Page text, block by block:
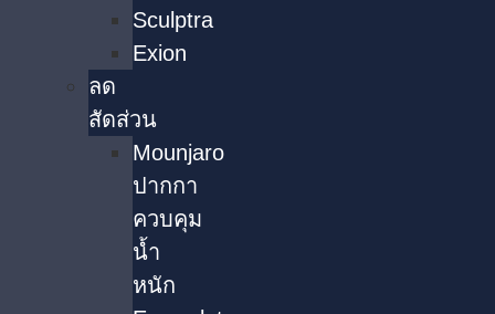
Sculptra
Exion
ลด
สัดส่วน
Mounjaro
ปากกา
ควบคุม
น้ำ
หนัก